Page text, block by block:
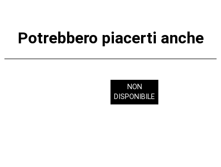
Potrebbero piacerti anche
NON
DISPONIBILE